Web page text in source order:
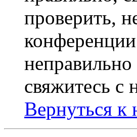
проверить,
свяжитесь с
Вернуться к